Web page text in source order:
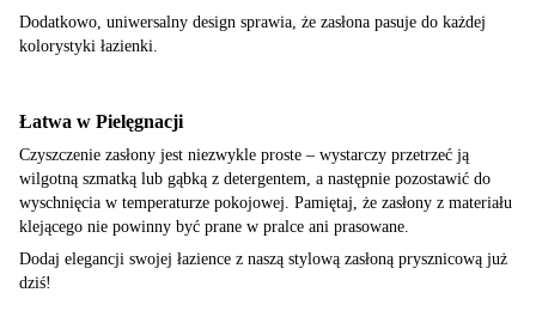
Dodatkowo, uniwersalny design sprawia, że zasłona pasuje do każdej
kolorystyki łazienki.
Łatwa w Pielęgnacji
Czyszczenie zasłony jest niezwykle proste – wystarczy przetrzeć ją
wilgotną szmatką lub gąbką z detergentem, a następnie pozostawić do
wyschnięcia w temperaturze pokojowej. Pamiętaj, że zasłony z materiału
klejącego nie powinny być prane w pralce ani prasowane.
Dodaj elegancji swojej łazience z naszą stylową zasłoną prysznicową już
dziś!